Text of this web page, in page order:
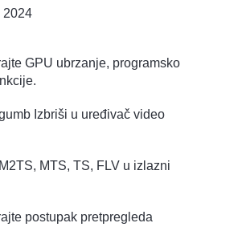
2024
GPU ubrzanje, programsko
Izbriši u uređivač video
MTS, TS, FLV u izlazni
postupak pretpregleda